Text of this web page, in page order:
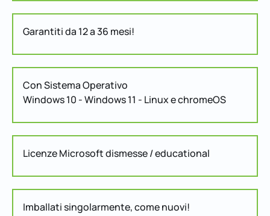
Garantiti da 12 a 36 mesi!
Con Sistema Operativo
Windows 10 - Windows 11 - Linux e chromeOS
Licenze Microsoft dismesse / educational
Imballati singolarmente, come nuovi!